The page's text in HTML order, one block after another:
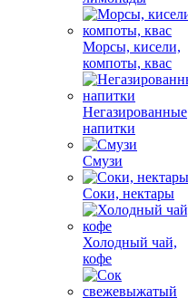
Морсы, кисели,
компоты, квас
Негазированные
напитки
Смузи
Соки, нектары
Холодный чай,
кофе